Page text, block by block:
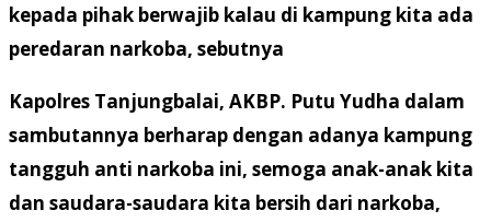
kepada pihak berwajib kalau di kampung kita ada
peredaran narkoba, sebutnya
Kapolres Tanjungbalai, AKBP. Putu Yudha dalam
sambutannya berharap dengan adanya kampung
tangguh anti narkoba ini, semoga anak-anak kita
dan saudara-saudara kita bersih dari narkoba,